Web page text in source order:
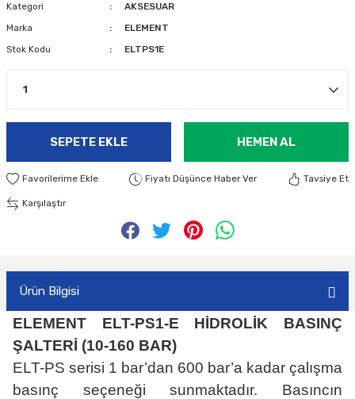
Kategori
AKSESUAR
Marka
ELEMENT
Stok Kodu
ELTPS1E
SEPETE EKLE HEMEN AL
Fiyatı Düşünce Haber Ver Tavsiye Et
Karşılaştır
Ürün Bilgisi
ELEMENT ELT-PS1-E HİDROLİK BASINÇ
ŞALTERİ (10-160 BAR)
ELT-PS serisi 1 bar’dan 600 bar’a kadar çalışma
basınç seçeneği sunmaktadır. Basıncın